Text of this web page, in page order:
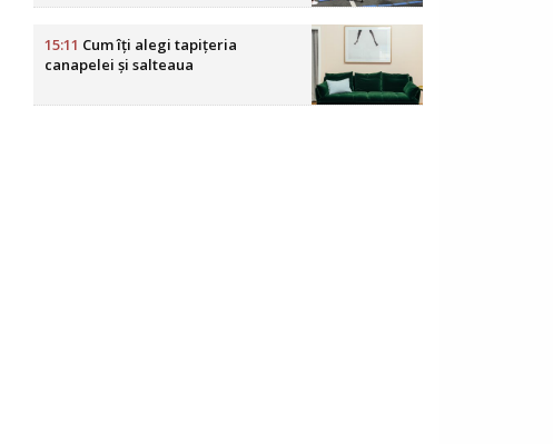
15:11 Cum îți alegi tapițeria
canapelei și salteaua